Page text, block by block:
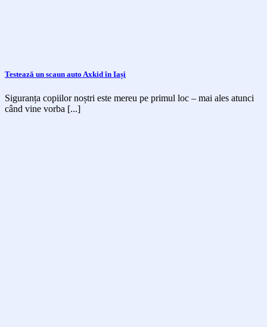
Testează un scaun auto Axkid în Iași
Siguranța copiilor noștri este mereu pe primul loc – mai ales atunci
când vine vorba [...]